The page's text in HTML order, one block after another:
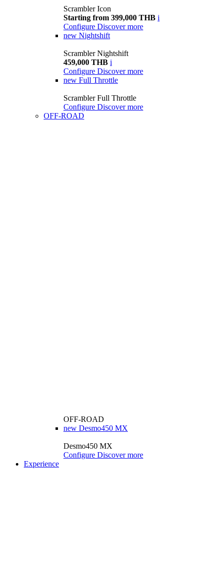
Scrambler Icon
Starting from 399,000 THB i
Configure Discover more
new Nightshift
Scrambler Nightshift
459,000 THB i
Configure Discover more
new Full Throttle
Scrambler Full Throttle
Configure Discover more
OFF-ROAD
OFF-ROAD
new Desmo450 MX
Desmo450 MX
Configure Discover more
Experience